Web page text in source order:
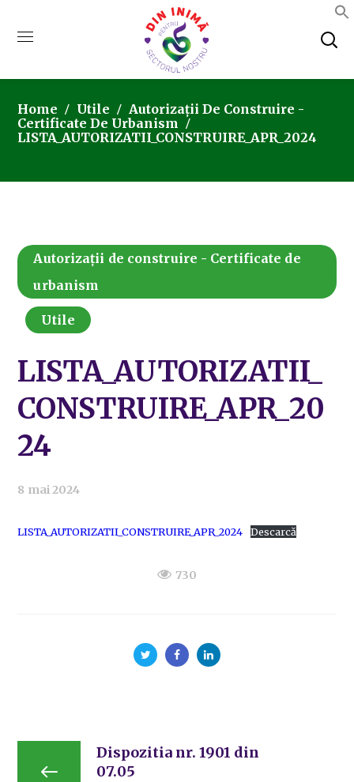
Home Utile
Autorizații De Construire -
Certificate De Urbanism
LISTA_AUTORIZATII_CONSTRUIRE_APR_2024
Autorizații de construire - Certificate de
urbanism
Utile
LISTA_AUTORIZATII_
CONSTRUIRE_APR_20
24
8 mai 2024
LISTA_AUTORIZATII_CONSTRUIRE_APR_2024 Descarcă
730
Dispozitia nr. 1901 din
07.05